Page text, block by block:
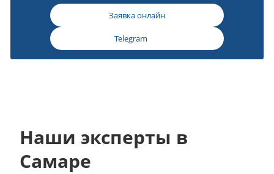
Заявка онлайн
Telegram
Наши эксперты в
Самаре